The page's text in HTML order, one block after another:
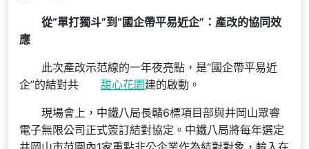
從“單打獨斗”到“國企帶平易近企”：產改的協同效
應
此次產改示范線的一年夜亮點，是“國企帶平易近
企”的結對共
甜心花園建的啟動。
現場會上，中鐵八局長贛6標項目部與井岡山眾睿
電子無限公司正式簽訂結對協定。中鐵八局將每年選定